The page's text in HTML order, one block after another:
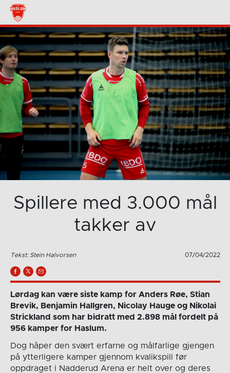
Spillere med 3.000 mål
takker av
Tekst: Stein Halvorsen 07/04/2022
Lørdag kan være siste kamp for Anders Røe, Stian
Brevik, Benjamin Hallgren, Nicolay Hauge og Nikolai
Strickland som har bidratt med 2.898 mål fordelt på
956 kamper for Haslum.
Dog håper den svært erfarne og målfarlige gjengen
på ytterligere kamper gjennom kvalikspill før
oppdraget i Nadderud Arena er helt over og deres